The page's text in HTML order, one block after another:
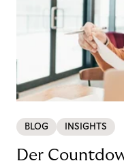
BLOG INSIGHTS
Der